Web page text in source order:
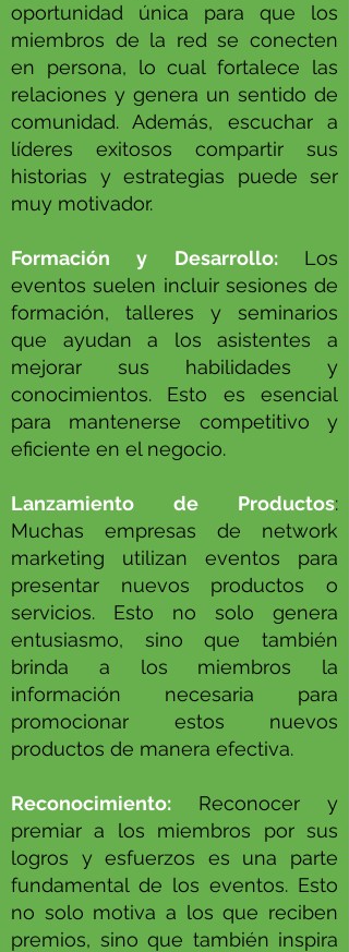
oportunidad única para que los
miembros de la red se conecten
en persona, lo cual fortalece las
relaciones y genera un sentido de
comunidad. Además, escuchar a
líderes exitosos compartir sus
historias y estrategias puede ser
muy motivador.
Formación y Desarrollo: Los
eventos suelen incluir sesiones de
formación, talleres y seminarios
que ayudan a los asistentes a
mejorar sus habilidades y
conocimientos. Esto es esencial
para mantenerse competitivo y
eficiente en el negocio.
Lanzamiento de Productos:
Muchas empresas de network
marketing utilizan eventos para
presentar nuevos productos o
servicios. Esto no solo genera
entusiasmo, sino que también
brinda a los miembros la
información necesaria para
promocionar estos nuevos
productos de manera efectiva.
Reconocimiento: Reconocer y
premiar a los miembros por sus
logros y esfuerzos es una parte
fundamental de los eventos. Esto
no solo motiva a los que reciben
premios, sino que también inspira